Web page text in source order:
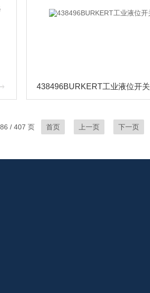
438496BURKERT工业液位开关
/ 407 页 首页 上一页 下一页